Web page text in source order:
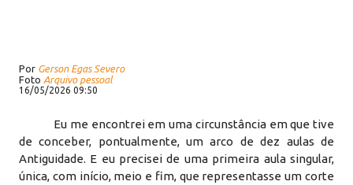
Por Gerson Egas Severo
Foto Arquivo pessoal
16/05/2026 09:50
Eu me encontrei em uma circunstância em que tive
de conceber, pontualmente, um arco de dez aulas de
Antiguidade. E eu precisei de uma primeira aula singular,
única, com início, meio e fim, que representasse um corte